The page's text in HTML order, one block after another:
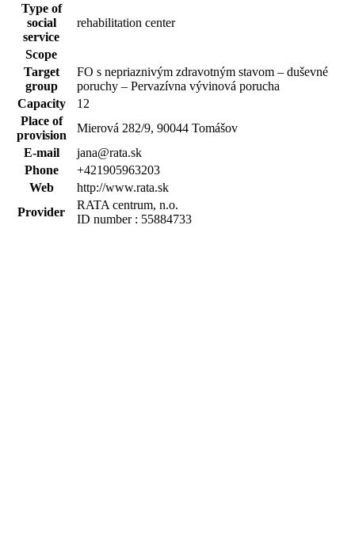
Type of
social
service
rehabilitation center
Scope
Target
group
FO s nepriaznivým zdravotným stavom – duševné
poruchy – Pervazívna vývinová porucha
Capacity
12
Place of
provision
Mierová 282/9, 90044 Tomášov
E-mail
jana@rata.sk
Phone
+421905963203
Web
http://www.rata.sk
Provider
RATA centrum, n.o.
ID number : 55884733